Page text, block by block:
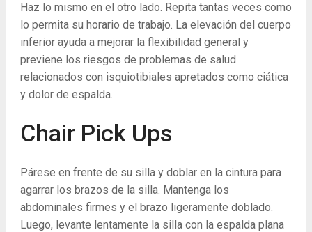
Haz lo mismo en el otro lado. Repita tantas veces como
lo permita su horario de trabajo. La elevación del cuerpo
inferior ayuda a mejorar la flexibilidad general y
previene los riesgos de problemas de salud
relacionados con isquiotibiales apretados como ciática
y dolor de espalda.
Chair Pick Ups
Párese en frente de su silla y doblar en la cintura para
agarrar los brazos de la silla. Mantenga los
abdominales firmes y el brazo ligeramente doblado.
Luego, levante lentamente la silla con la espalda plana